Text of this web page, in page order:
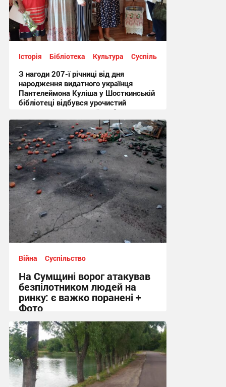
Історія Бібліотека Культура Суспільство
З нагоди 207-ї річниці від дня
народження видатного українця
Пантелеймона Куліша у Шосткинській
бібліотеці відбувся урочистий
культурно-мистецький захід + Фото
12:44 сьогодні
Війна Суспільство
На Сумщині ворог атакував
безпілотником людей на
ринку: є важко поранені +
Фото
10:41 сьогодні